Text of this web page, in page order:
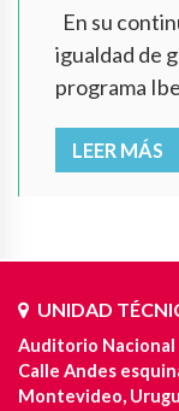
En su
igualdad de
programa
LEER MÁS
UNIDAD
Auditorio Nacional
Calle Andes
Montevideo,